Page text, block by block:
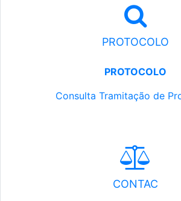
PROTOCOLO
PROTOCOLO
Consulta Tramitação de
CONTAC